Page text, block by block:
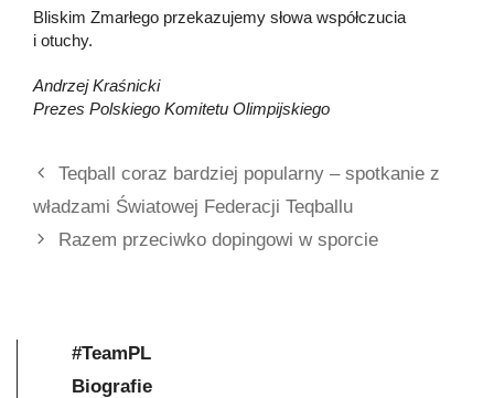
Bliskim Zmarłego przekazujemy słowa współczucia
i otuchy.
Andrzej Kraśnicki
Prezes Polskiego Komitetu Olimpijskiego
Teqball coraz bardziej popularny – spotkanie z
władzami Światowej Federacji Teqballu
Razem przeciwko dopingowi w sporcie
#TeamPL
Biografie